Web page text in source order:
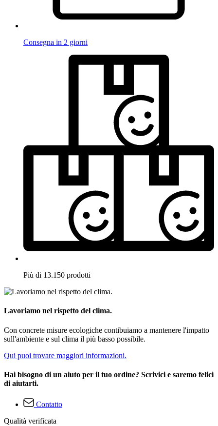
Consegna in 2 giorni
Più di 13.150 prodotti
Lavoriamo nel rispetto del clima.
Con concrete misure ecologiche contibuiamo a mantenere l'impatto
sull'ambiente e sul clima il più basso possibile.
Qui puoi trovare maggiori informazioni.
Hai bisogno di un aiuto per il tuo ordine? Scrivici e saremo felici
di aiutarti.
Contatto
Qualità verificata